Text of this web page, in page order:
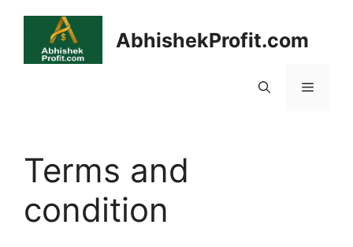
content
AbhishekProfit.com
Menu
Terms and
condition